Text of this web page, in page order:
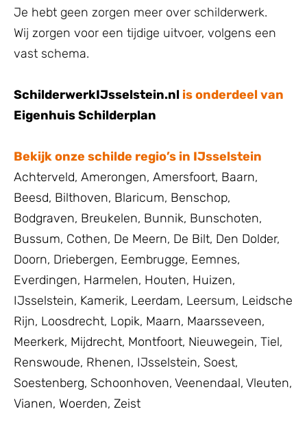
Je hebt geen zorgen meer over schilderwerk.
Wij zorgen voor een tijdige uitvoer, volgens een
vast schema.
SchilderwerkIJsselstein.nl is onderdeel van
Eigenhuis Schilderplan
Bekijk onze schilde regio’s in IJsselstein
Achterveld, Amerongen, Amersfoort, Baarn,
Beesd, Bilthoven, Blaricum, Benschop,
Bodgraven, Breukelen, Bunnik, Bunschoten,
Bussum, Cothen, De Meern, De Bilt, Den Dolder,
Doorn, Driebergen, Eembrugge, Eemnes,
Everdingen, Harmelen, Houten, Huizen,
IJsselstein, Kamerik, Leerdam, Leersum, Leidsche
Rijn, Loosdrecht, Lopik, Maarn, Maarsseveen,
Meerkerk, Mijdrecht, Montfoort, Nieuwegein, Tiel,
Renswoude, Rhenen, IJsselstein, Soest,
Soestenberg, Schoonhoven, Veenendaal, Vleuten,
Vianen, Woerden, Zeist